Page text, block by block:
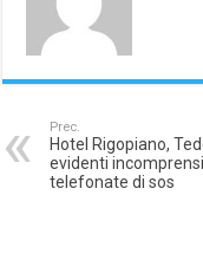
Prec.
Hotel Rigopiano,
evidenti
telefonate di sos